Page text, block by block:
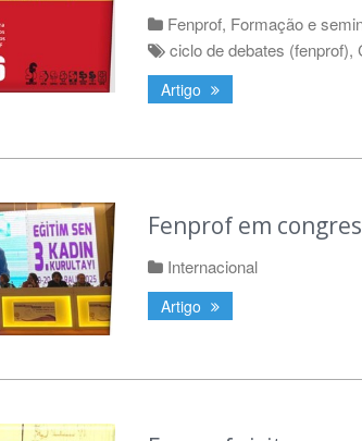
Fenprof, Formação e
ciclo de debates (fenprof),
Artigo
Fenprof em
Internacional
Artigo